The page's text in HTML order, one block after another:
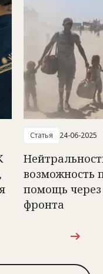
Статья 24-06-2025
возможность
помощь
фронта